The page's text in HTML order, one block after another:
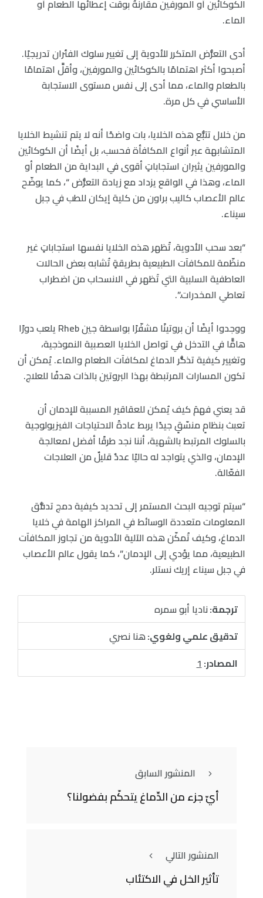
الكوكائين أو المورفين مقارنةً بوقت إعطائها الطعام أو
الماء.
أدى التعرُّض المتكرر للأدوية إلى تغيير سلوك الفئران تدريجيًا.
أصبحوا أكثر اهتمامًا بالكوكائين والمورفين، وأقلَّ اهتمامًا
بالطعام والماء، مما أدى إلى نفس مستوى الاستجابة
الأساسي في كل مرة.
من خلال تتبُّع هذه الخلايا، بات واضحًا أنه لا يتم تنشيط الخلايا
المتشابهة عبر أنواع المكافأة فحسب، بل أيضًا أن الكوكائين
والمورفين يثيران استجاباتٍ أقوى في البداية من الطعام أو
الماء، وهذا في الواقع يزداد مع زيادة التعرُّض “، كما يوضّح
عالم الأعصاب كاليب براون من كلية إيكان للطب في جبل
سيناء.
“بعد سحب الأدوية، تُظهر هذه الخلايا نفسها استجاباتٍ غير
منظّمة للمكافآت الطبيعية بطريقةٍ تُشابه بعض الحالات
العاطفية السلبية التي تَظهر في الانسحاب من اضطراب
تعاطي المخدرات.”.
ووجدوا أيضًا أن بروتينًا مشفّرًا بواسطة جين Rheb يلعب دورًا
هامًّا في التدخل في تواصل الخلايا العصبية النموذجية،
وتغيير كيفية تذكُّر الدماغ لمكافآت الطعام والماء. يُمكن أن
تكون المسارات المرتبطة بهذا البروتين بالذات هدفًا للعلاج.
قد يعني فهمَ كيف يُمكن للعقاقير المسببة للإدمان أن
تعبث بنظامٍ منسّقٍ جيدًا يربط عادةً الاحتياجات الفيزيولوجية
بالسلوك المرتبط بالشهية، أننا نجد طرقًا أفضل لمعالجة
الإدمان، والذي يتواجد له حاليًا عددٌ قليلٌ من العلاجات
الفعّالة.
“سيتم توجيه البحث المستمر إلى تحديد كيفية دمج تدفُّق
المعلومات متعددة الوسائط في المراكز الهامة في خلايا
الدماغ، وكيف تُمكّن هذه الآلية الأدوية من تجاوز المكافآت
الطبيعية، مما يؤدي إلى الإدمان”، كما يقول عالم الأعصاب
في جبل سيناء إريك نستلر.
ترجمة:ناديا أبو سمره
تدقيق علمي ولغوي:هنا نصري
المصادر:1
المنشور السابق
أيّ جزء من الدِّماغ يتحكّم بفضولنا؟
المنشور التالي
تأثير الخل في الاكتئاب